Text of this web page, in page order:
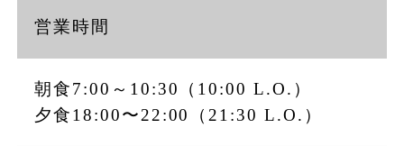
営業時間
朝食7:00～10:30（10:00 L.O.）
夕食18:00〜22:00（21:30 L.O.）